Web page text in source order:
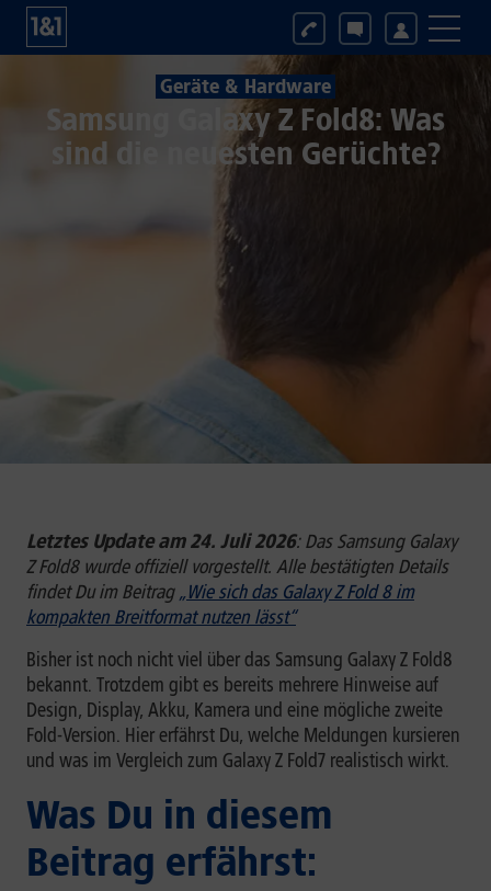
Geräte & Hardware
Samsung Galaxy Z Fold8: Was
sind die neuesten Gerüchte?
Letztes Update am 24. Juli 2026: Das Samsung Galaxy
Z Fold8 wurde offiziell vorgestellt. Alle bestätigten Details
findet Du im Beitrag„Wie sich das Galaxy Z Fold 8 im
kompakten Breitformat nutzen lässt“
Bisher ist noch nicht viel über das Samsung Galaxy Z Fold8
bekannt. Trotzdem gibt es bereits mehrere Hinweise auf
Design, Display, Akku, Kamera und eine mögliche zweite
Fold-Version. Hier erfährst Du, welche Meldungen kursieren
und was im Vergleich zum Galaxy Z Fold7 realistisch wirkt.
Was Du in diesem
Beitrag erfährst: